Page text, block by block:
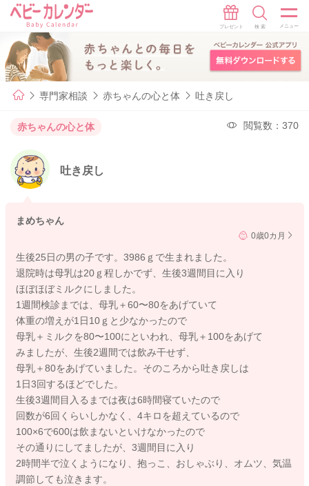
専門家相談 赤ちゃんの心と体 吐き戻し
赤ちゃんの心と体 閲覧数：370
吐き戻し
まめちゃん
0歳0カ月
生後25日の男の子です。3986ｇで生まれました。
退院時は母乳は20ｇ程しかでず、生後3週間目に入り
ほぼほぼミルクにしました。
1週間検診までは、母乳＋60〜80をあげていて
体重の増えが1日10ｇと少なかったので
母乳＋ミルクを80〜100にといわれ、母乳＋100をあげて
みましたが、生後2週間では飲み干せず、
母乳＋80をあげていました。そのころから吐き戻しは
1日3回するほどでした。
生後3週間目入るまでは夜は6時間寝ていたので
回数が6回くらいしかなく、4キロを超えているので
100×6で600は飲まないといけなかったので
その通りにしてましたが、3週間目に入り
2時間半で泣くようになり、抱っこ、おしゃぶり、オムツ、気温
調節しても泣きます。